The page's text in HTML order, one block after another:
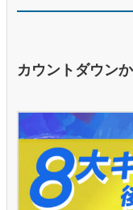
カウントダウン